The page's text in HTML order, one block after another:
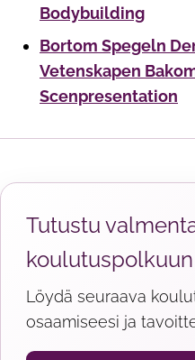
Bodybuilding
Bortom Spegeln
Vetenskapen
Scenpresentation
Tutustu
koulutuspolkuun
Löydä seuraava
osaamiseesi ja